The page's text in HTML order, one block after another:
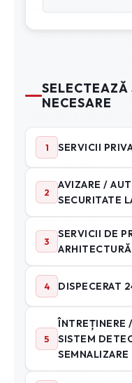
de semnalizare
• Hidranți interiori
• Iluminat de
înlocuire baterii,
• Mentenanță
periodice ale
documentație
Sisteme PSI
VERIFICARE ȘI
STINGĂTOARE
• Verificarea